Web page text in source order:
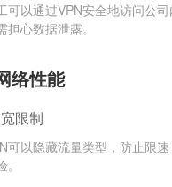
可以通过VPN安全地访问公
担心数据泄露。
络性能
限制
可以隐藏流量类型，防止限